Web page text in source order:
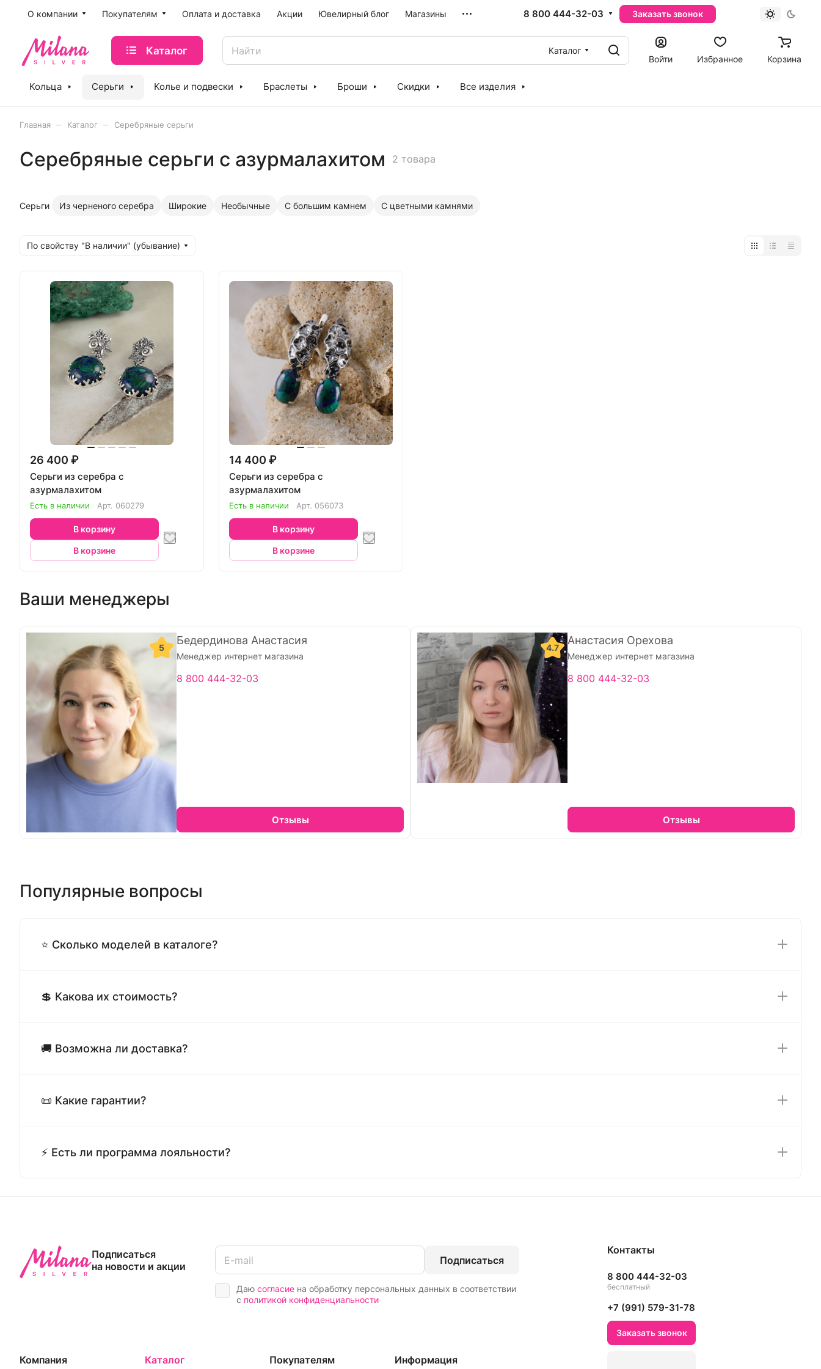
O компании Покупателям Оплата и доставка Акции Ювелирный блог Магазины 8 800 444-32-03 Заказать звонок
Каталог
Каталог
Войти
Избранное Корзина
Кольца Серьги Колье и подвески Браслеты Броши Скидки Все изделия
Главная Каталог Серебряные серьги
Серебряные серьги с азурмалахитом 2 товара
Серьги Из черненого серебра Широкие Необычные С большим камнем С цветными камнями
По свойству "В наличии" (убывание)
26 400 ₽
Серьги из серебра с
азурмалахитом
Есть в наличии Арт. 060279
В корзину
В корзине
14 400 ₽
Серьги из серебра с
азурмалахитом
Есть в наличии Арт. 056073
В корзину
В корзине
Ваши менеджеры
5
Бедердинова Анастасия
Менеджер интернет магазина
8 800 444-32-03
Отзывы
4.7
Анастасия Орехова
Менеджер интернет магазина
8 800 444-32-03
Отзывы
Популярные вопросы
⭐ Сколько моделей в каталоге?
💲 Какова их стоимость?
🚚 Возможна ли доставка?
📜 Какие гарантии?
⚡ Есть ли программа лояльности?
Подписаться
на новости и акции
Подписаться
Даю согласие на обработку персональных данных в соответствии
с политикой конфиденциальности
Компания Каталог Покупателям Информация
Контакты
8 800 444-32-03
бесплатный
+7 (991) 579-31-78
Заказать звонок